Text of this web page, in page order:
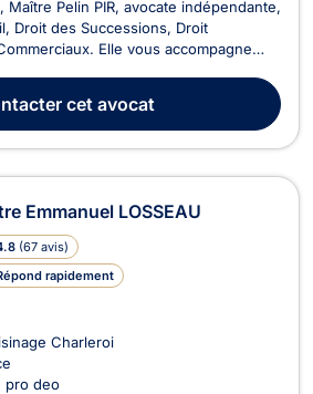
Maître Pelin PIR, avocate indépendante,
Droit des Successions, Droit
Elle vous accompagne
et fiable, en tenant compte de vos
Droit Civil, Maître...
cet avocat
Emmanuel LOSSEAU
(67 avis)
rapidement
Charleroi
pro deo